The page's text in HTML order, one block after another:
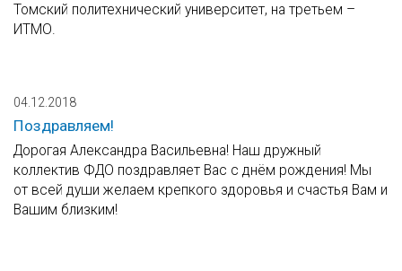
Томский политехнический университет, на третьем –
ИТМО.
04.12.2018
Поздравляем!
Дорогая Александра Васильевна! Наш дружный
коллектив ФДО поздравляет Вас с днём рождения! Мы
от всей души желаем крепкого здоровья и счастья Вам и
Вашим близким!